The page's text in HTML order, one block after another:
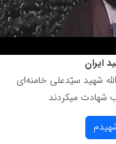
ایران
شهید سیّدعلی خامنه‌ای
شهادت میكردند